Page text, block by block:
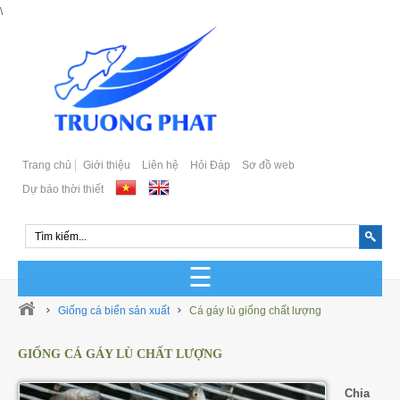
\
Trang chủ Giới thiệu Liên hệ Hỏi Đáp
Sơ đồ web
Dự báo thời thiết
GIỐNG CÁ BIỂN SẢN XUẤT
GIỐNG CÁ BIỂN TỰ NHIÊN
GIỐNG CÁ MÚ SẢN XUẤT
Giống cá biển sản xuất Cá gáy lù giống chất lượng
GIỐNG CÁ GÁY LÙ CHẤT LƯỢNG
Chia